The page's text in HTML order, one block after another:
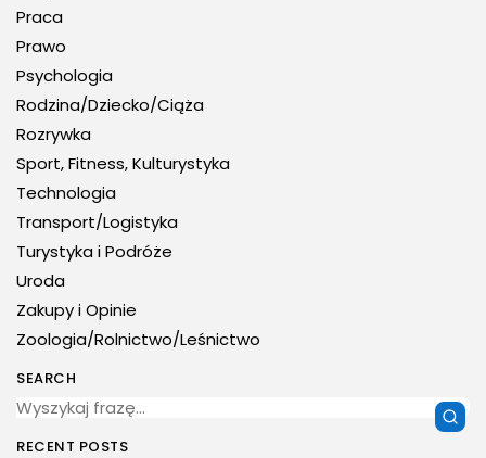
Praca
Prawo
Psychologia
Rodzina/Dziecko/Ciąża
Rozrywka
Sport, Fitness, Kulturystyka
Technologia
Transport/Logistyka
Turystyka i Podróże
Uroda
Zakupy i Opinie
Zoologia/Rolnictwo/Leśnictwo
SEARCH
RECENT POSTS